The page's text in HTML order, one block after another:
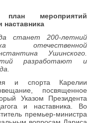
мероприятий
наставника
станет 200-летний
отечественной
Ушинского.
разработают и
и спорта Карелии
посвященное
Указом Президента
и наставника. Во
премьер-министра